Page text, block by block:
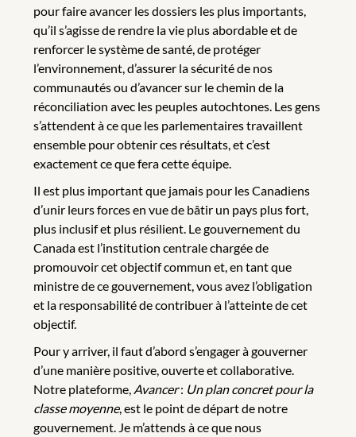
pour faire avancer les dossiers les plus importants,
qu’il s’agisse de rendre la vie plus abordable et de
renforcer le système de santé, de protéger
l’environnement, d’assurer la sécurité de nos
communautés ou d’avancer sur le chemin de la
réconciliation avec les peuples autochtones. Les gens
s’attendent à ce que les parlementaires travaillent
ensemble pour obtenir ces résultats, et c’est
exactement ce que fera cette équipe.
Il est plus important que jamais pour les Canadiens
d’unir leurs forces en vue de bâtir un pays plus fort,
plus inclusif et plus résilient. Le gouvernement du
Canada est l’institution centrale chargée de
promouvoir cet objectif commun et, en tant que
ministre de ce gouvernement, vous avez l’obligation
et la responsabilité de contribuer à l’atteinte de cet
objectif.
Pour y arriver, il faut d’abord s’engager à gouverner
d’une manière positive, ouverte et collaborative.
Notre plateforme, Avancer: Un plan concret pour la
classe moyenne, est le point de départ de notre
gouvernement. Je m’attends à ce que nous